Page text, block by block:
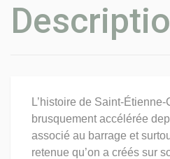
L’histoire de Saint-Étienne-
brusquement accélérée
associé au barrage et
retenue qu’on a créés sur